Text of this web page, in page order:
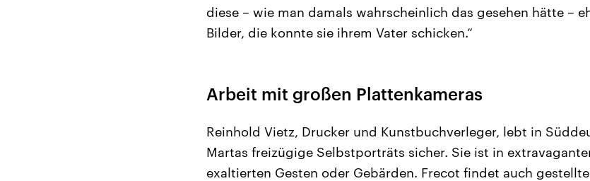
diese – wie man damals wahrscheinlich das gesehen hätte –
Bilder, die konnte sie ihrem Vater schicken.“
Arbeit mit großen Plattenkameras
Reinhold Vietz, Drucker und Kunstbuchverleger, lebt in
Martas freizügige Selbstporträts sicher. Sie ist in
exaltierten Gesten oder Gebärden. Frecot findet auch